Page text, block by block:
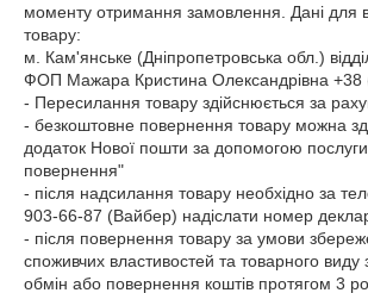
моменту отримання замовлення. Дані для
товару:
м. Кам'янське (Дніпропетровська обл.)
ФОП Мажара Кристина Олександрівна +38
- Пересилання товару здійснюється за
- безкоштовне повернення товару можна
додаток Нової пошти за допомогою
повернення"
- після надсилання товару необхідно за
903-66-87 (Вайбер) надіслати номер
- після повернення товару за умови
споживчих властивостей та товарного виду
обмін або повернення коштів протягом 3